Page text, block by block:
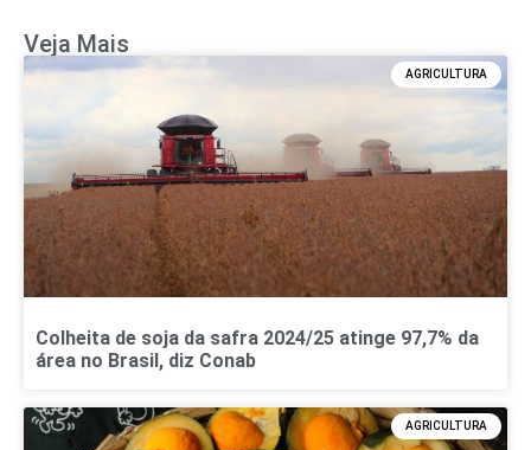
Veja Mais
AGRICULTURA
Colheita de soja da safra 2024/25 atinge 97,7% da
área no Brasil, diz Conab
AGRICULTURA